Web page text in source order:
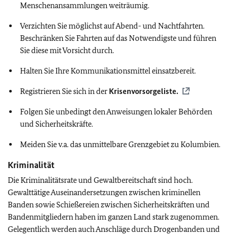
Menschenansammlungen weiträumig.
Verzichten Sie möglichst auf Abend- und Nachtfahrten.
Beschränken Sie Fahrten auf das Notwendigste und führen
Sie diese mit Vorsicht durch.
Halten Sie Ihre Kommunikationsmittel einsatzbereit.
Registrieren Sie sich in der Krisenvorsorgeliste.
Folgen Sie unbedingt den Anweisungen lokaler Behörden
und Sicherheitskräfte.
Meiden Sie v.a. das unmittelbare Grenzgebiet zu Kolumbien.
Kriminalität
Die Kriminalitätsrate und Gewaltbereitschaft sind hoch.
Gewalttätige Auseinandersetzungen zwischen kriminellen
Banden sowie Schießereien zwischen Sicherheitskräften und
Bandenmitgliedern haben im ganzen Land stark zugenommen.
Gelegentlich werden auch Anschläge durch Drogenbanden und